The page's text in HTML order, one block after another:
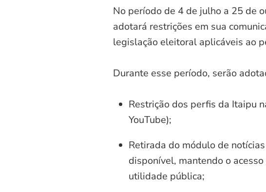
No período de 4 de julho a 25 de
adotará restrições em sua
legislação eleitoral aplicáveis ao
Durante esse período, serão
Restrição dos perfis da Itaipu
YouTube);
Retirada do módulo de
disponível, mantendo o
utilidade pública;